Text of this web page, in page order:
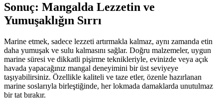
Sonuç: Mangalda Lezzetin ve
Yumuşaklığın Sırrı
Marine etmek, sadece lezzeti artırmakla kalmaz, aynı zamanda etin
daha yumuşak ve sulu kalmasını sağlar. Doğru malzemeler, uygun
marine süresi ve dikkatli pişirme teknikleriyle, evinizde veya açık
havada yapacağınız mangal deneyimini bir üst seviyeye
taşıyabilirsiniz. Özellikle kaliteli ve taze etler, özenle hazırlanan
marine soslarıyla birleştiğinde, her lokmada damaklarda unutulmaz
bir tat bırakır.